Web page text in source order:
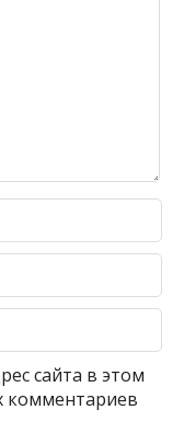
сайта в этом
комментариев